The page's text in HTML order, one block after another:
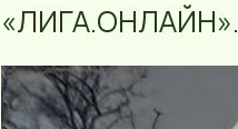
«ЛИГА.ОНЛАЙН».